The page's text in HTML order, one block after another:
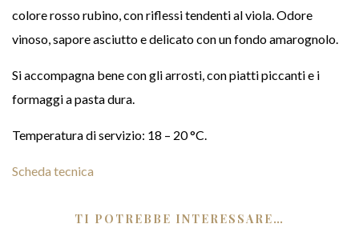
colore rosso rubino, con riflessi tendenti al viola. Odore
vinoso, sapore asciutto e delicato con un fondo amarognolo.
Si accompagna bene con gli arrosti, con piatti piccanti e i
formaggi a pasta dura.
Temperatura di servizio: 18 – 20 °C.
Scheda tecnica
TI POTREBBE INTERESSARE…